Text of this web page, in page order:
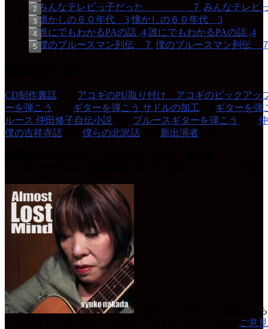
みんなテ
懐かしの６０年代 3
誰にでもわかるPAの話 ,4
僕のブルースマン列伝
CD制作裏話
アコギのPU取り付け アコギのピックアッ
ーを弾こう
ギターを弾こう サドルの加工
ギターを弾
ルース 仲田修子自伝小説
ブルースギターを弾こう
僕の吉祥寺話
僕らの北沢話 新出演者
ご質問、ご意見、ご感想はこ
ご意